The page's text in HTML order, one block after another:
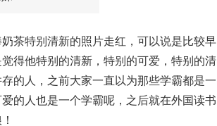
茶特别清新的照片走红，可以说是比较早
得他特别的清新，特别的可爱，特别的清
的人，之前大家一直以为那些学霸都是一
的人也是一个学霸呢，之后就在外国读书